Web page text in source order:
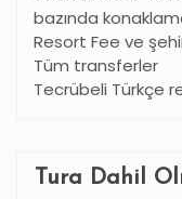
bazında
Resort Fee ve
Tüm transferler
Tecrübeli Türkçe
Tura Dahil